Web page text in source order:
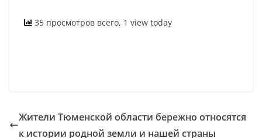
35 просмотров всего, 1 view today
Жители Тюменской области бережно относятся
к истории родной земли и нашей страны